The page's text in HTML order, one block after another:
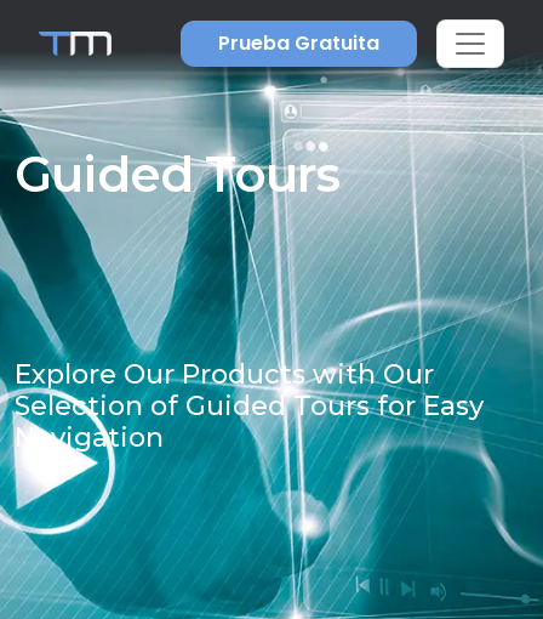
Prueba Gratuita
Guided Tours
Explore Our Products with Our
Selection of Guided Tours for Easy
Navigation